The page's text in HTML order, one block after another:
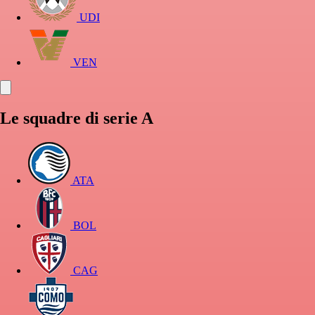
UDI
VEN
Le squadre di serie A
ATA
BOL
CAG